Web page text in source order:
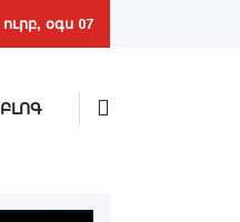
ուրբ, օգս 07
ԲԼՈԳ